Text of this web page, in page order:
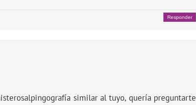
Responder
similar al tuyo, quería preguntarte